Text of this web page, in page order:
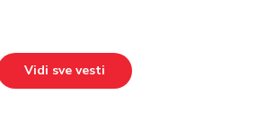
Vidi sve vesti